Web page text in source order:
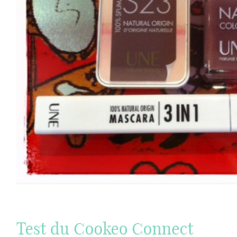
Test du Cookeo Connect